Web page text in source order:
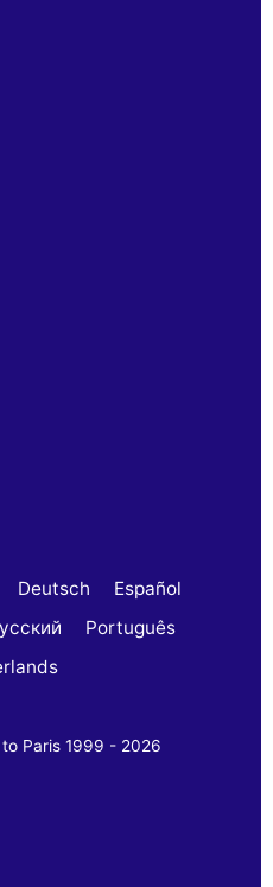
Deutsch
Español
Português
Paris 1999 - 2026